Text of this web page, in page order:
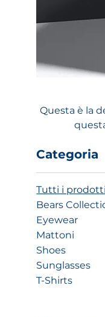
Questa è la
Categoria
Tutti i prodotti
Bears
Eyewear
Mattoni
Shoes
Sunglasses
T-Shirts